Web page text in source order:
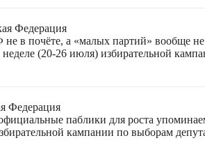
Федерация
в почёте, а «малых партий» вообще не
(20-26 июля) избирательной
Федерация
паблики для роста
кампании по выборам